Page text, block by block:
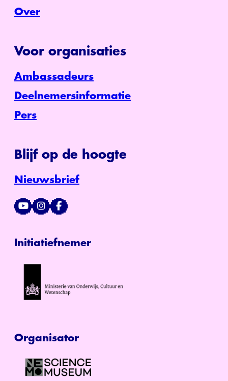
Over
Voor organisaties
Ambassadeurs
Deelnemersinformatie
Pers
Blijf op de hoogte
Nieuwsbrief
Initiatiefnemer
Organisator